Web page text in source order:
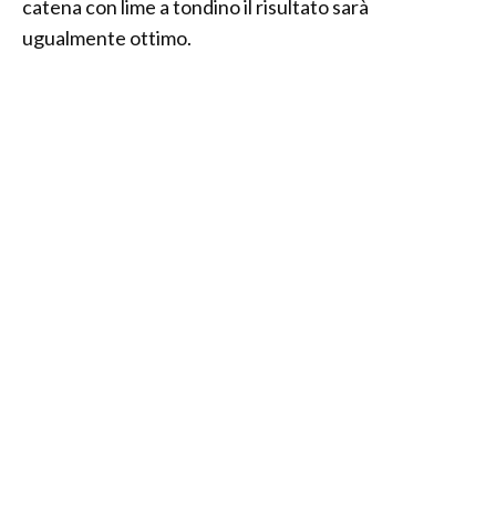
catena con lime a tondino il risultato sarà
ugualmente ottimo.